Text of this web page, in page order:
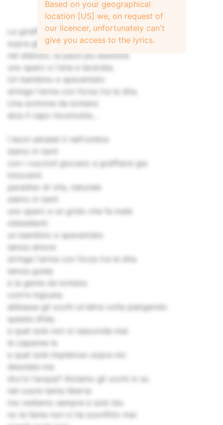
Le giraffe dal lungo, lungo collo
sopra gli alberi bruciano la vita
nel silenzio, la pace piu assoluta
uno sparo e l'aria e lacerata.
Un bambino e spaventato
stringe l'arma con forza tra le dita.
Una scimmia da lontano
alza il capo incuriosita...
I leoni sdraiati li nell'ombra
siamo in tanti
con i cuccioli giocano a graffiarsi gia
innocenti
paradiso di vita, naturale
siamo in tanti
uno sparo e un grido che fa male
obbedienti
un bambino e spaventato
senza amore
stringe l'arma con forza tra le dita
senza guida
e la gente da lontano
com'e ingiusta
abbassa gli occhi un'altra volta piangendo
questa sfida.
e quel sole non si nasconde mai
le capanne la
e quel sole impietoso sopra noi
desolate ma
dov'e l'acqua? Alziamo gli occhi in su
nel cuore tanta liberta
ma vediamo sempre e solo blu
no la fame non ci ha sconfitto mai
Based on your geographical
location [US] we, on request of
our licencer, unfortunately can't
give you access to the lyrics.